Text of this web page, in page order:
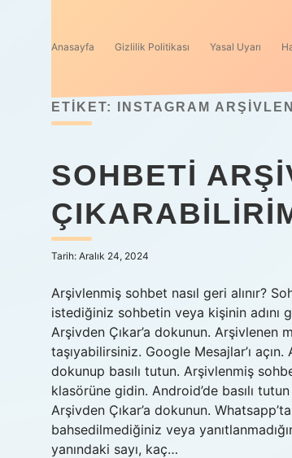
Anasayfa Gizlilik Politikası Yasal Uyarı
ETIKET: INSTAGRAM
SOHBETI
Tarih: Aralık 24, 2024
Arşivlenmiş sohbet nasıl geri alınır?
istediğiniz sohbetin veya kişinin adını
Arşivden Çıkar’a dokunun. Arşivlenen
taşıyabilirsiniz. Google Mesajlar’ı
dokunup basılı tutun. Arşivlenmiş
klasörüne gidin. Android’de basılı
Arşivden Çıkar’a dokunun.
bahsedilmediğiniz veya
yanındaki sayı, kaç…